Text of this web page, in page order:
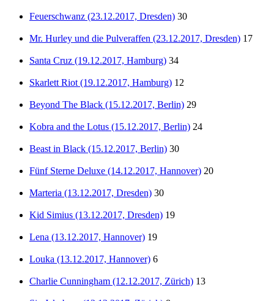
Feuerschwanz (23.12.2017, Dresden) 30
Mr. Hurley und die Pulveraffen (23.12.2017, Dresden) 17
Santa Cruz (19.12.2017, Hamburg) 34
Skarlett Riot (19.12.2017, Hamburg) 12
Beyond The Black (15.12.2017, Berlin) 29
Kobra and the Lotus (15.12.2017, Berlin) 24
Beast in Black (15.12.2017, Berlin) 30
Fünf Sterne Deluxe (14.12.2017, Hannover) 20
Marteria (13.12.2017, Dresden) 30
Kid Simius (13.12.2017, Dresden) 19
Lena (13.12.2017, Hannover) 19
Louka (13.12.2017, Hannover) 6
Charlie Cunningham (12.12.2017, Zürich) 13